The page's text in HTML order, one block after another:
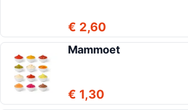
€ 2,60
Mammoet
€ 1,30